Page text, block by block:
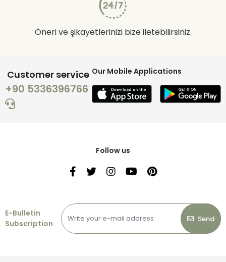
Öneri ve şikayetlerinizi bize iletebilirsiniz.
Customer service
+90 5336396766
Our Mobile Applications
Follow us
E-Bulletin
Subscription
Send